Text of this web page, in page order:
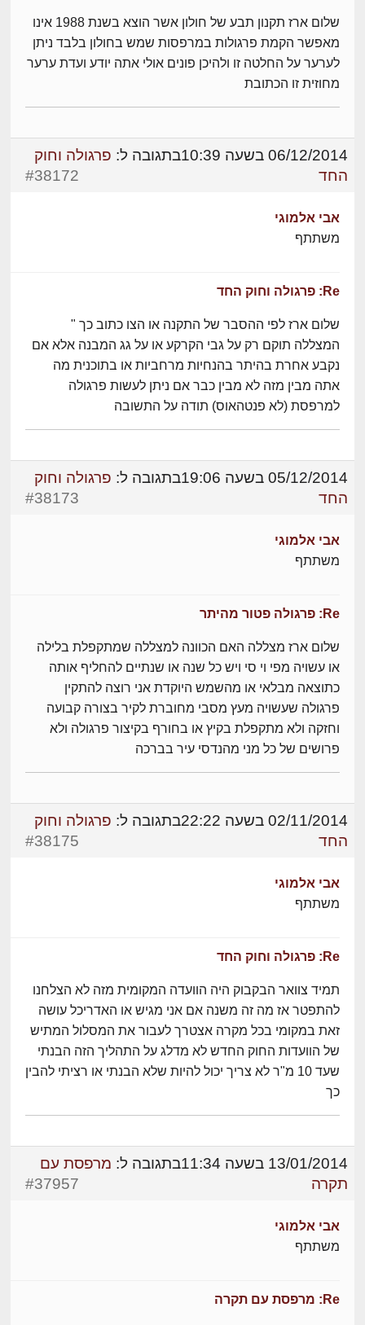
שלום ארז תקנון תבע של חולון אשר הוצא בשנת 1988 אינו
מאפשר הקמת פרגולות במרפסות שמש בחולון בלבד ניתן
לערער על החלטה זו ולהיכן פונים אולי אתה יודע ועדת ערער
מחוזית זו הכתובת
06/12/2014 בשעה 10:39 בתגובה ל: פרגולה וחוק
החד
#38172
אבי אלמוגי
משתתף
Re: פרגולה וחוק החד
שלום ארז לפי ההסבר של התקנה או הצו כתוב כך "
המצללה תוקם רק על גבי הקרקע או על גג המבנה אלא אם
נקבע אחרת בהיתר בהנחיות מרחביות או בתוכנית מה
אתה מבין מזה לא מבין כבר אם ניתן לעשות פרגולה
למרפסת (לא פנטהאוס) תודה על התשובה
05/12/2014 בשעה 19:06 בתגובה ל: פרגולה וחוק
החד
#38173
אבי אלמוגי
משתתף
Re: פרגולה פטור מהיתר
שלום ארז מצללה האם הכוונה למצללה שמתקפלת בלילה
או עשויה מפי וי סי ויש כל שנה או שנתיים להחליף אותה
כתוצאה מבלאי או מהשמש היוקדת אני רוצה להתקין
פרגולה שעשויה מעץ מסבי מחוברת לקיר בצורה קבועה
וחזקה ולא מתקפלת בקיץ או בחורף בקיצור פרגולה ולא
פרושים של כל מני מהנדסי עיר בברכה
02/11/2014 בשעה 22:22 בתגובה ל: פרגולה וחוק
החד
#38175
אבי אלמוגי
משתתף
Re: פרגולה וחוק החד
תמיד צוואר הבקבוק היה הוועדה המקומית מזה לא הצלחנו
להתפטר אז מה זה משנה אם אני מגיש או האדריכל עושה
זאת במקומי בכל מקרה אצטרך לעבור את המסלול המתיש
של הוועדות החוק החדש לא מדלג על התהליך הזה הבנתי
שעד 10 מ"ר לא צריך יכול להיות שלא הבנתי או רציתי להבין
כך
13/01/2014 בשעה 11:34 בתגובה ל: מרפסת עם
תקרה
#37957
אבי אלמוגי
משתתף
Re: מרפסת עם תקרה